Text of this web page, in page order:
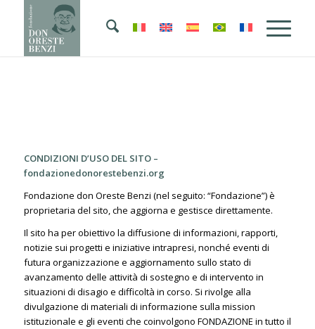
CONDIZIONI D’USO DEL SITO –
fondazionedonorestebenzi.org
Fondazione don Oreste Benzi (nel seguito: “Fondazione”) è
proprietaria del sito, che aggiorna e gestisce direttamente.
Il sito ha per obiettivo la diffusione di informazioni, rapporti,
notizie sui progetti e iniziative intrapresi, nonché eventi di
futura organizzazione e aggiornamento sullo stato di
avanzamento delle attività di sostegno e di intervento in
situazioni di disagio e difficoltà in corso. Si rivolge alla
divulgazione di materiali di informazione sulla mission
istituzionale e gli eventi che coinvolgono FONDAZIONE in tutto il